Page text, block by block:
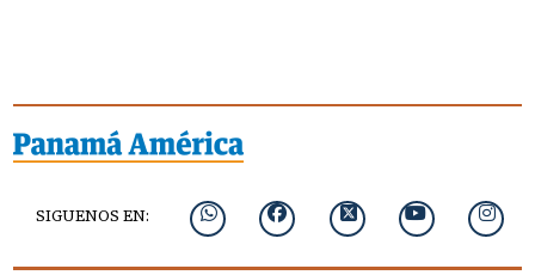
SIGUENOS EN: